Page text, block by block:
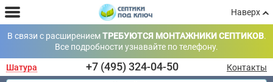
Наверх
В связи с расширениемТРЕБУЮТСЯ МОНТАЖНИКИ СЕПТИКОВ.
Все подробности узнавайте по телефону.
Шатура +7 (495) 324-04-50 Контакты